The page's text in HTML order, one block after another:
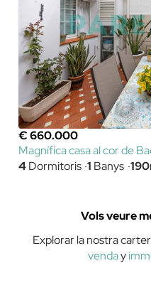
€ 660.000
Magnífica casa al cor de
4Dormitoris 1 Banys
Vols veure
Explorar la nostra
venday